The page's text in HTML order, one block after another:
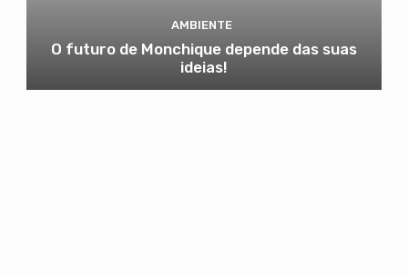
AMBIENTE
O futuro de Monchique depende das suas
ideias!